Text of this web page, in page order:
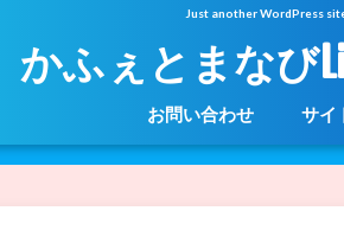
Just another WordPress
かふぇとまなび
お問い合わせ サイ